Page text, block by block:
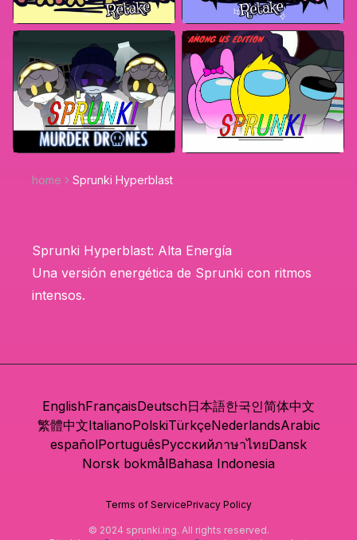
home Sprunki Hyperblast
Sprunki Hyperblast: Alta Energía
Una versión energética de Sprunki con ritmos
intensos.
EnglishFrançaisDeutsch日本語한국인简体中文
繁體中文ItalianoPolskiTürkçeNederlandsArabic
españolPortuguêsРусскийภาษาไทยDansk
Norsk bokmålBahasa Indonesia
Terms of ServicePrivacy Policy
© 2024 sprunki.ing. All rights reserved.